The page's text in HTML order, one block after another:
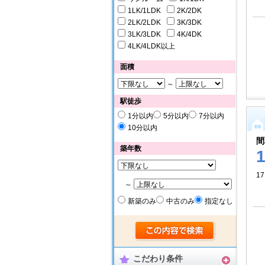
1LK/1LDK
2K/2DK
2LK/2LDK
3K/3DK
3LK/3LDK
4K/4DK
4LK/4LDK以上
面積
～
駅徒歩
1分以内
5分以内
7分以内
10分以内
築年数
～
新築のみ
中古のみ 指定なし
こだわり条件